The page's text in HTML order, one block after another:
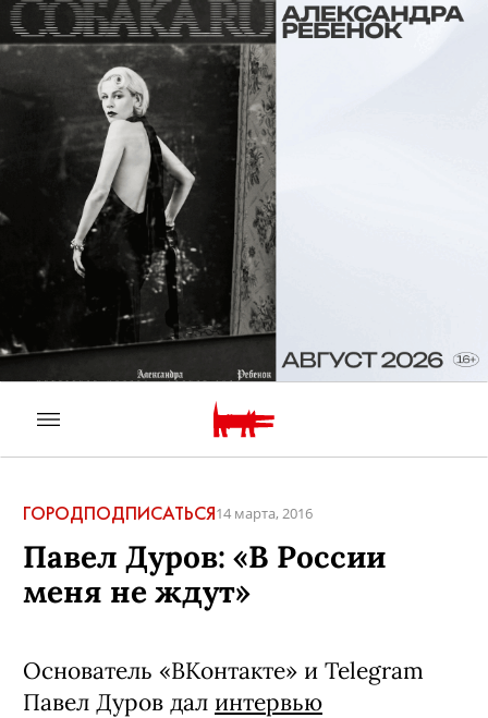
ГОРОДПОДПИСАТЬСЯ14 марта, 2016
Павел Дуров: «В России
меня не ждут»
Основатель «ВКонтакте» и Telegram
Павел Дуров дал интервью